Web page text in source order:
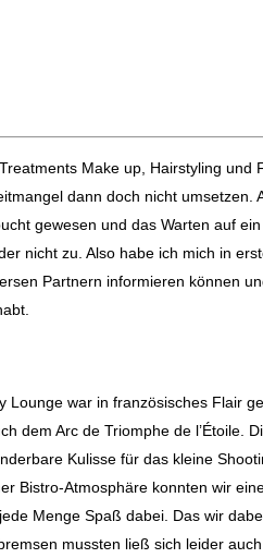
Make up, Hairstyling und
dann doch nicht umsetzen.
gewesen und das Warten auf
nicht zu. Also habe ich mich in
Partnern informieren können
Lounge war in französisches Flair
dem Arc de Triomphe de l’Étoile.
Kulisse für das kleine
Bistro-Atmosphäre konnten wir
Menge Spaß dabei. Das wir
mussten ließ sich leider